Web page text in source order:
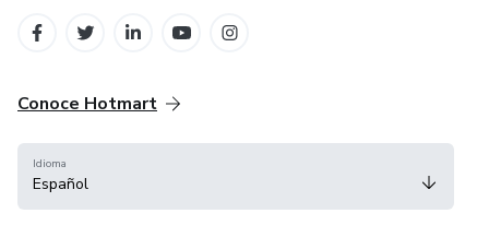
Conoce Hotmart
Idioma
Español